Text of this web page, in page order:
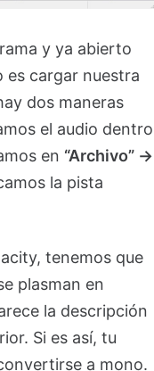
y ya abierto
es cargar nuestra
dos maneras
el audio dentro
en “Archivo” ->
la pista
tenemos que
plasman en
la descripción
Si es así, tu
a mono.